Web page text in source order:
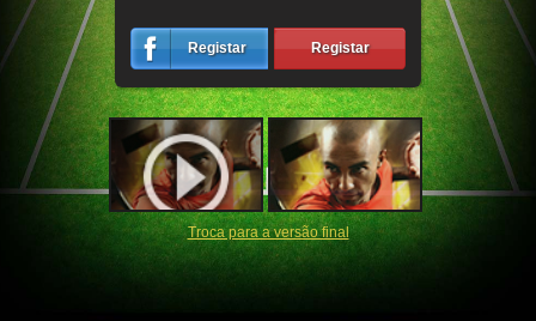
Registar Registar
Troca para a versão final